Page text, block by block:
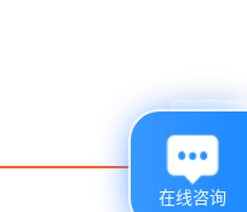

在线咨询